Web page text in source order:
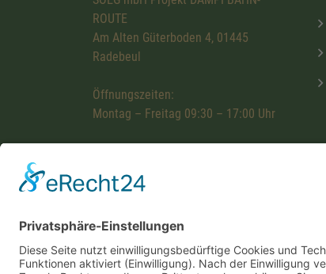
ROUTE
Am Alten Güterboden 4, 01445
Radebeul
Öffnungszeiten:
Montag – Freitag 09:30 – 17:00 Uhr